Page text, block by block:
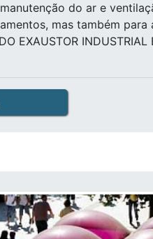
do ar e
mas também para
EXAUSTOR INDUSTRIAL